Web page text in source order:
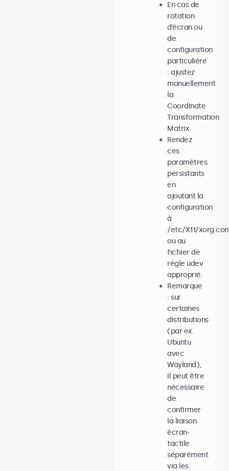
En cas de
rotation
d’écran ou
de
configuration
particulière
: ajustez
manuellement
la
Coordinate
Transformation
Matrix.
Rendez
ces
paramètres
persistants
en
ajoutant la
configuration
à
/etc/X11/
ou au
fichier de
règle udev
approprié.
Remarque
: sur
certaines
distributions
(par ex.
Ubuntu
avec
Wayland),
il peut être
nécessaire
de
confirmer
la liaison
écran-
tactile
séparément
via les